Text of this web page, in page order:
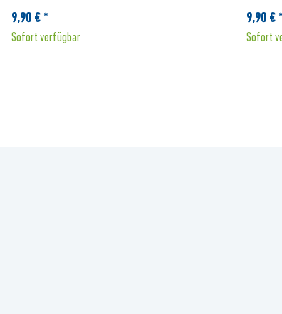
9,90 € *
Sofort verfügbar
9,90 € *
Sofort